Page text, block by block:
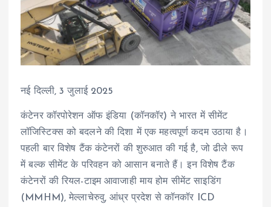
नई दिल्ली, 3 जुलाई 2025
कंटेनर कॉरपोरेशन ऑफ इंडिया (कॉनकॉर) ने भारत में सीमेंट
लॉजिस्टिक्स को बदलने की दिशा में एक महत्वपूर्ण कदम उठाया है।
पहली बार विशेष टैंक कंटेनरों की शुरुआत की गई है, जो ढीले रूप
में बल्क सीमेंट के परिवहन को आसान बनाते हैं। इन विशेष टैंक
कंटेनरों की रियल-टाइम आवाजाही माय होम सीमेंट साइडिंग
(MMHM), मेल्लाचेरुवु, आंध्र प्रदेश से कॉनकॉर ICD